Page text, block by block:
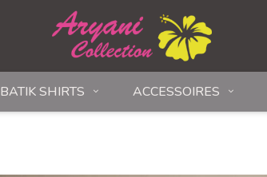
BATIK SHIRTS ACCESSOIRES